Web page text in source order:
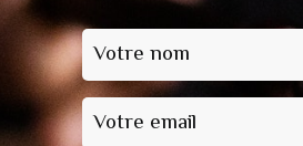
Votre nom
Votre email